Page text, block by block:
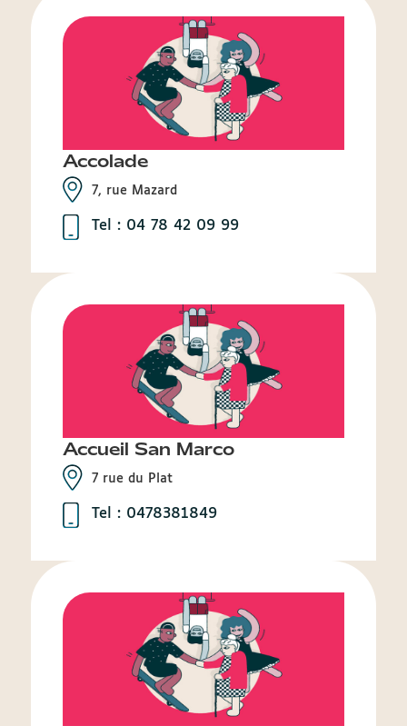
Accolade
7, rue Mazard
Tel : 04 78 42 09 99
Accueil San Marco
7 rue du Plat
Tel : 0478381849